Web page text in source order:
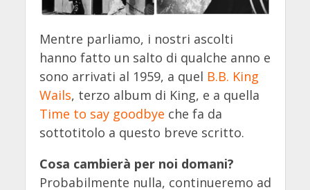
Mentre parliamo, i nostri ascolti
hanno fatto un salto di qualche anno e
sono arrivati al 1959, a quel B.B. King
Wails, terzo album di King, e a quella
Time to say goodbye che fa da
sottotitolo a questo breve scritto.
Cosa cambierà per noi domani?
Probabilmente nulla, continueremo ad